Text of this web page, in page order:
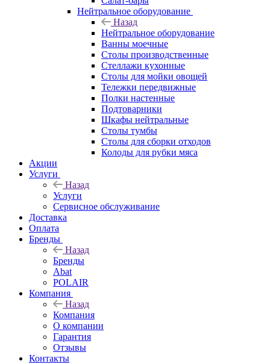
Нейтральное оборудование
Назад
Нейтральное оборудование
Ванны моечные
Столы производственные
Стеллажи кухонные
Столы для мойки овощей
Тележки передвижные
Полки настенные
Подтоварники
Шкафы нейтральные
Столы тумбы
Столы для сборки отходов
Колоды для рубки мяса
Акции
Услуги
Назад
Услуги
Сервисное обслуживание
Доставка
Оплата
Бренды
Назад
Бренды
Abat
POLAIR
Компания
Назад
Компания
О компании
Гарантия
Отзывы
Контакты